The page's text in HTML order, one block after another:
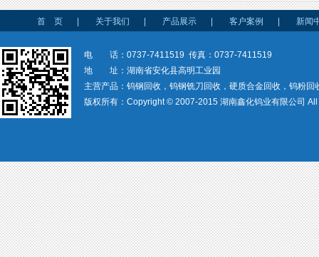
首 页 关于我们 产品展示 客户案例 新闻
电 话：0737-7411519 传真：0737-7411519
地 址：湖南省安化县高明工业园
主营产品：钨钢回收，钨钢铣刀回收，硬质合金回收，钨粉回
版权所有：Copyright © 2007-2015 湖南鑫化钨业有限公司